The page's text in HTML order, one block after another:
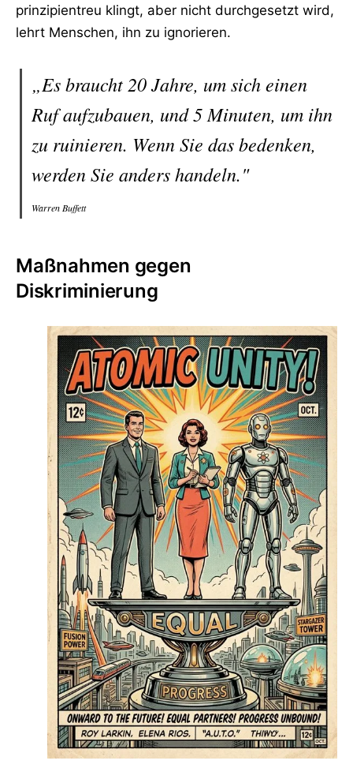
prinzipientreu klingt, aber nicht durchgesetzt wird,
lehrt Menschen, ihn zu ignorieren.
„Es braucht 20 Jahre, um sich einen
Ruf aufzubauen, und 5 Minuten, um ihn
zu ruinieren. Wenn Sie das bedenken,
werden Sie anders handeln."
Warren Buffett
Maßnahmen gegen
Diskriminierung